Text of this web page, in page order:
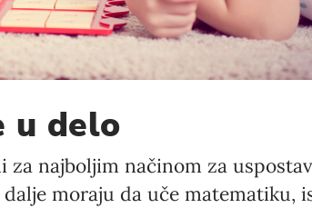
u delo
najboljim načinom za
moraju da uče matematiku,